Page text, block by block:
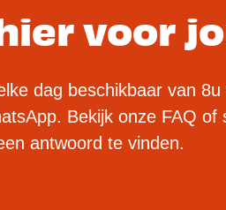
voor
dag beschikbaar van
Bekijk onze FAQ of
antwoord te vinden.